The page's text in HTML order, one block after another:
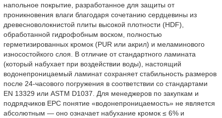
напольное покрытие, разработанное для защиты от
проникновения влаги благодаря сочетанию сердцевины из
древесноволокнистой плиты высокой плотности (HDF),
обработанной гидрофобным воском, полностью
герметизированных кромок (PUR или акрил) и меламинового
износостойкого слоя. В отличие от стандартного ламината
(который набухает при воздействии воды), настоящий
водонепроницаемый ламинат сохраняет стабильность размеров
после 24-часового погружения в соответствии со стандартами
EN 13329 или ASTM D1037. Для менеджеров по закупкам и
подрядчиков EPC понятие «водонепроницаемость» не является
абсолютным — оно означает набухание кромок ≤ 6% и